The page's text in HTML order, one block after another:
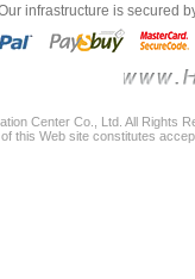
infrastructure is secured
Center Co., Ltd. All Rights
this Web site constitutes